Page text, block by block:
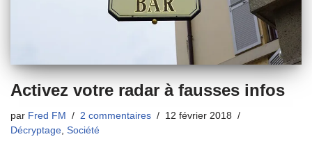
Activez votre radar à fausses infos
par Fred FM 2 commentaires
12 février 2018
Décryptage Société